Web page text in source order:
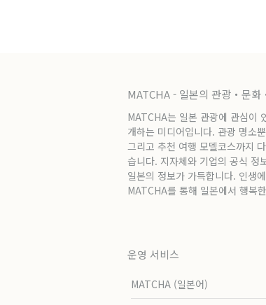
MATCHA - 일본의 관광・문화
MATCHA는 일본 관광에 관심이
개하는 미디어입니다. 관광 명소
그리고 추천 여행 모델코스까지
습니다. 지자체와 기업의 공식 정
일본의 정보가 가득합니다. 인생
MATCHA를 통해 일본에서 행복
운영 서비스
MATCHA (일본어)